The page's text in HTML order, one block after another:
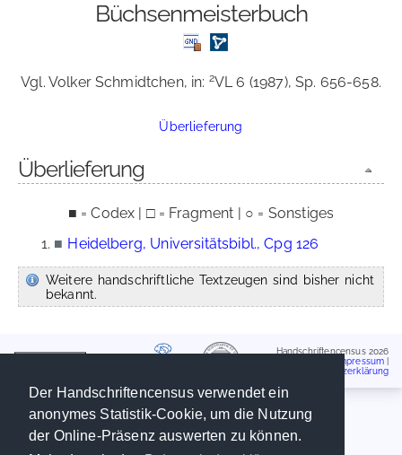
Der Handschriftencensus verwendet ein
anonymes Statistik-Cookie, um die Nutzung
der Online-Präsenz auswerten zu können.
Büchsenmeisterbuch
Vgl. Volker Schmidtchen, in: 2VL 6 (1987), Sp. 656-658.
Überlieferung
Überlieferung
■ = Codex | □ = Fragment | ○ = Sonstiges
■ Heidelberg, Universitätsbibl., Cpg 126
Weitere handschriftliche Textzeugen sind bisher nicht
bekannt.
Handschriftencensus 2026
Impressum
Datenschutzerklärung